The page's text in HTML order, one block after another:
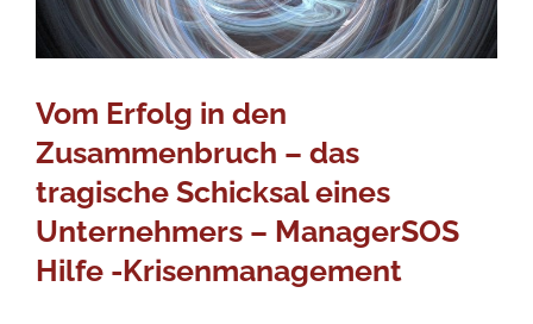
Vom Erfolg in den
Zusammenbruch – das
tragische Schicksal eines
Unternehmers – ManagerSOS
Hilfe -Krisenmanagement